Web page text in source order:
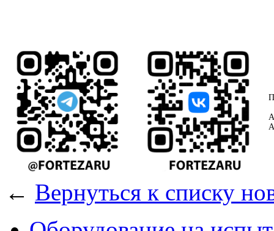
← Вернуться к списку